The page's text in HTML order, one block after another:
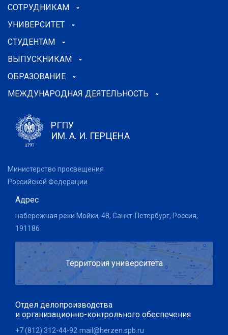
СОТРУДНИКАМ
УНИВЕРСИТЕТ
СТУДЕНТАМ
ВЫПУСКНИКАМ
ОБРАЗОВАНИЕ
МЕЖДУНАРОДНАЯ ДЕЯТЕЛЬНОСТЬ
РГПУ
ИМ. А. И. ГЕРЦЕНА
Министерство просвещения
Российской Федерации
Адрес
набережная реки Мойки, 48, Санкт-Петербург, Россия,
191186
Территория университета
Отдел делопроизводства
и организационно-контрольного обеспечения
+7 (812) 312-44-92 mail@herzen.spb.ru